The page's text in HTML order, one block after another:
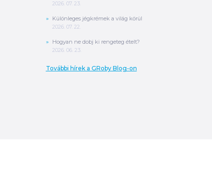
2026. 07. 23.
Különleges jégkrémek a világ körül
2026. 07. 22.
Hogyan ne dobj ki rengeteg ételt?
2026. 06. 23.
További hírek a GRoby Blog-on